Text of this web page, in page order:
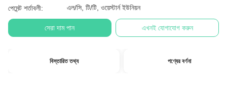
পেমেন্ট শর্তাবলী: এল/সি, টি/টি, ওয়েস্টার্ন ইউনিয়ন
সেরা দাম পান এখনই যোগাযোগ করুন
বিস্তারিত তথ্য পণ্যের বর্ণনা